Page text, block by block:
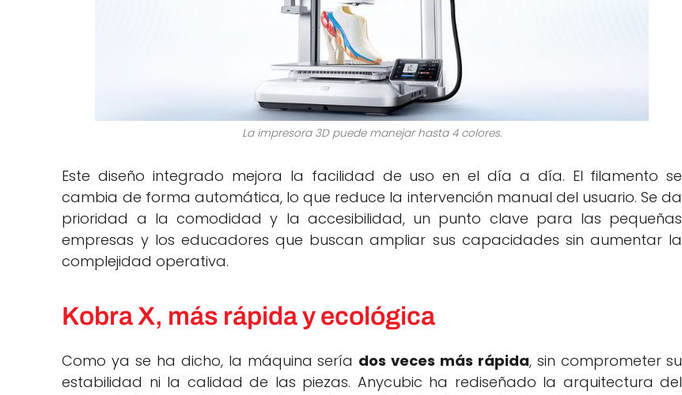
La impresora 3D puede manejar hasta 4 colores.
Este diseño integrado mejora la facilidad de uso en el día a día. El filamento se
cambia de forma automática, lo que reduce la intervención manual del usuario. Se da
prioridad a la comodidad y la accesibilidad, un punto clave para las pequeñas
empresas y los educadores que buscan ampliar sus capacidades sin aumentar la
complejidad operativa.
Kobra X, más rápida y ecológica
Como ya se ha dicho, la máquina sería dos veces más rápida, sin comprometer su
estabilidad ni la calidad de las piezas. Anycubic ha rediseñado la arquitectura del